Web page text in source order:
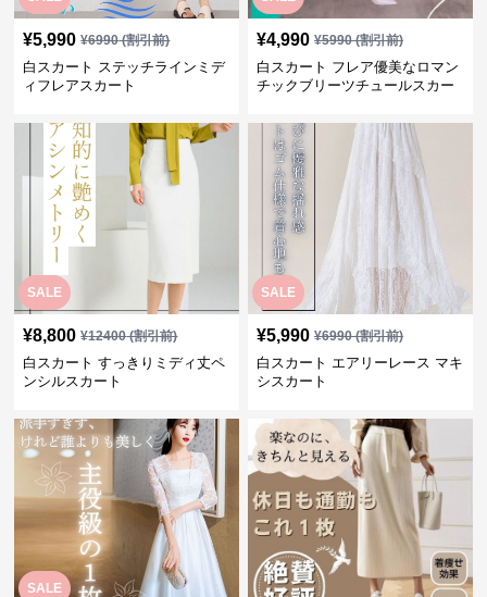
¥5,990 ¥6990(割引前)
白スカート ステッチラインミデ
ィフレアスカート
¥4,990 ¥5990(割引前)
白スカート フレア優美なロマン
チックブリーツチュールスカー
SALE
¥8,800 ¥12400(割引前)
白スカート すっきりミディ丈ペ
ンシルスカート
SALE
¥5,990 ¥6990(割引前)
白スカート エアリーレース マキ
シスカート
SALE